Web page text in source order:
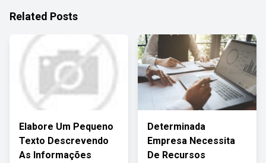
Related Posts
Elabore Um Pequeno
Texto Descrevendo
As Informações
Determinada
Empresa Necessita
De Recursos